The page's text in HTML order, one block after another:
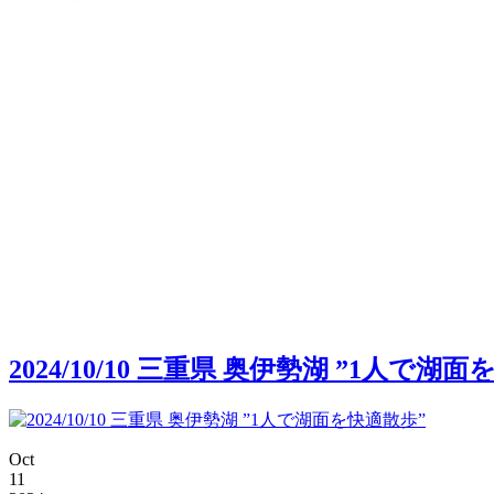
2024/10/10 三重県 奥伊勢湖 ”1人で湖面
Oct
11